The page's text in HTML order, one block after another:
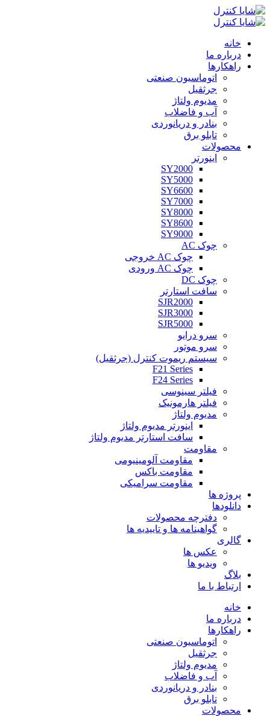
خانه
درباره ما
راهکارها
اتوماسیون صنعتی
جرثقیل
مدیوم ولتاژ
آب و فاضلاب
بنادر و دریانوردی
تابلو برق
محصولات
اینورتر
SY2000
SY5000
SY6600
SY7000
SY8000
SY8600
SY9000
چوک AC
چوک AC خروجی
چوک AC ورودی
چوک DC
سافت استارتر
SJR2000
SJR3000
SJR5000
سرو درایو
سرو موتور
سیستم ریموت کنترل (جرثقیل)
F21 Series
F24 Series
فیلتر سینوسی
فیلتر هارمونیک
مدیوم ولتاژ
اینورتر مدیوم ولتاژ
سافت استارتر مدیوم ولتاژ
مقاومت
مقاومت آلومینیومی
مقاومت باکس
مقاومت سرامیکی
پروژه ها
دانلودها
دفترچه محصولات
گواهینامه ها و تاییدیه ها
گالری
عکس ها
ویدیو ها
بلاگ
ارتباط با ما
خانه
درباره ما
راهکارها
اتوماسیون صنعتی
جرثقیل
مدیوم ولتاژ
آب و فاضلاب
بنادر و دریانوردی
تابلو برق
محصولات